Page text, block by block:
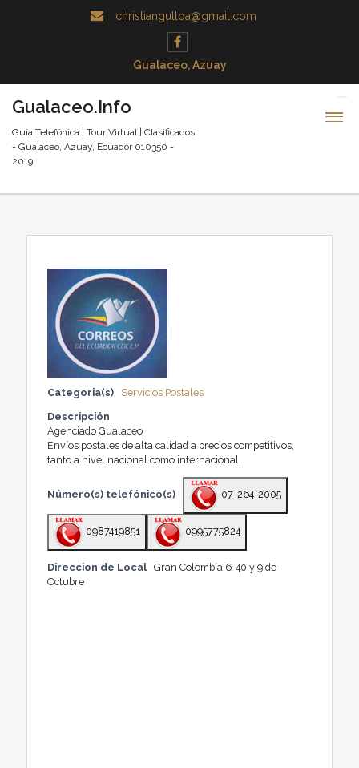
christiangulloa@gmail.com
Gualaceo, Azuay
Gualaceo.Info
Guía Telefónica | Tour Virtual | Clasificados
- Gualaceo, Azuay, Ecuador 010350 -
2019
Categoria(s)
Servicios Postales
Descripción
Agenciado Gualaceo
Envíos postales de alta calidad a precios competitivos,
tanto a nivel nacional como internacional.
Número(s) telefónico(s) 07-264-2005
0987419851 0995775824
Direccion de Local
Gran Colombia 6-40 y 9 de
Octubre